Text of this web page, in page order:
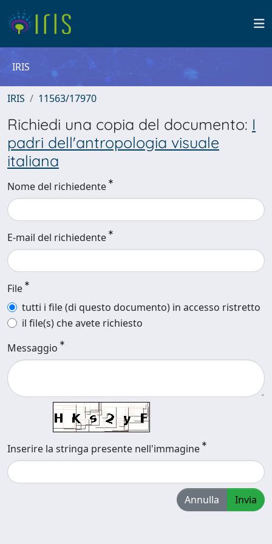
IRIS
IRIS 11563/17970
Richiedi una copia del documento: I
padri dell'antropologia visuale
italiana
Nome del richiedente
E-mail del richiedente
File
tutti i file (di questo documento) in accesso ristretto
il file(s) che avete richiesto
Messaggio
Inserire la stringa presente nell'immagine
Annulla Invia